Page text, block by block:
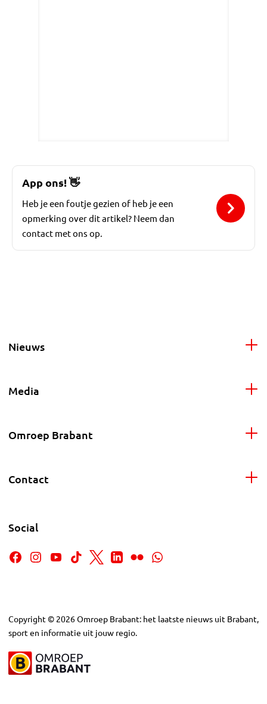
App ons!👋
Heb je een foutje gezien of heb je een
opmerking over dit artikel? Neem dan
contact met ons op.
Nieuws
Media
Omroep Brabant
Contact
Social
Copyright © 2026Omroep Brabant: het laatste nieuws uit Brabant,
sport en informatie uit jouw regio.